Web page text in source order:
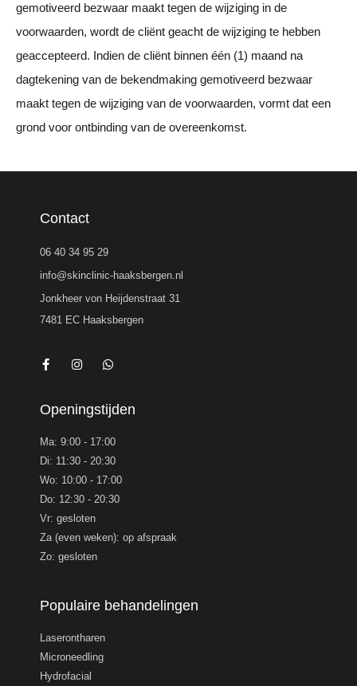
gemotiveerd bezwaar maakt tegen de wijziging in de
voorwaarden, wordt de cliënt geacht de wijziging te hebben
geaccepteerd. Indien de cliënt binnen één (1) maand na
dagtekening van de bekendmaking gemotiveerd bezwaar
maakt tegen de wijziging van de voorwaarden, vormt dat een
grond voor ontbinding van de overeenkomst.
Contact
06 40 34 95 29
info@skinclinic-haaksbergen.nl
Jonkheer von Heijdenstraat 31
7481 EC Haaksbergen
Openingstijden
Ma: 9:00 - 17:00
Di: 11:30 - 20:30
Wo: 10:00 - 17:00
Do: 12:30 - 20:30
Vr: gesloten
Za (even weken): op afspraak
Zo: gesloten
Populaire behandelingen
Laserontharen
Microneedling
Hydrofacial